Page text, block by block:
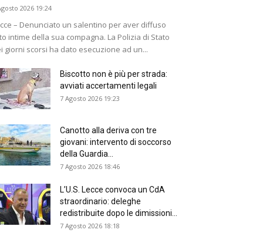
2026 19:24
– Denunciato un salentino per aver diffuso
intime della sua compagna. La Polizia di Stato
giorni scorsi ha dato esecuzione ad un...
Biscotto non è più per strada:
avviati accertamenti legali
7 Agosto 2026 19:23
Canotto alla deriva con tre
giovani: intervento di soccorso
della Guardia...
7 Agosto 2026 18:46
L’U.S. Lecce convoca un CdA
straordinario: deleghe
redistribuite dopo le dimissioni...
7 Agosto 2026 18:18